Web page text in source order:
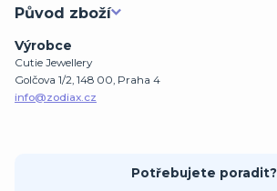
Původ zboží
Výrobce
Cutie Jewellery
Golčova 1/2, 148 00, Praha 4
info@zodiax.cz
Potřebujete poradit?